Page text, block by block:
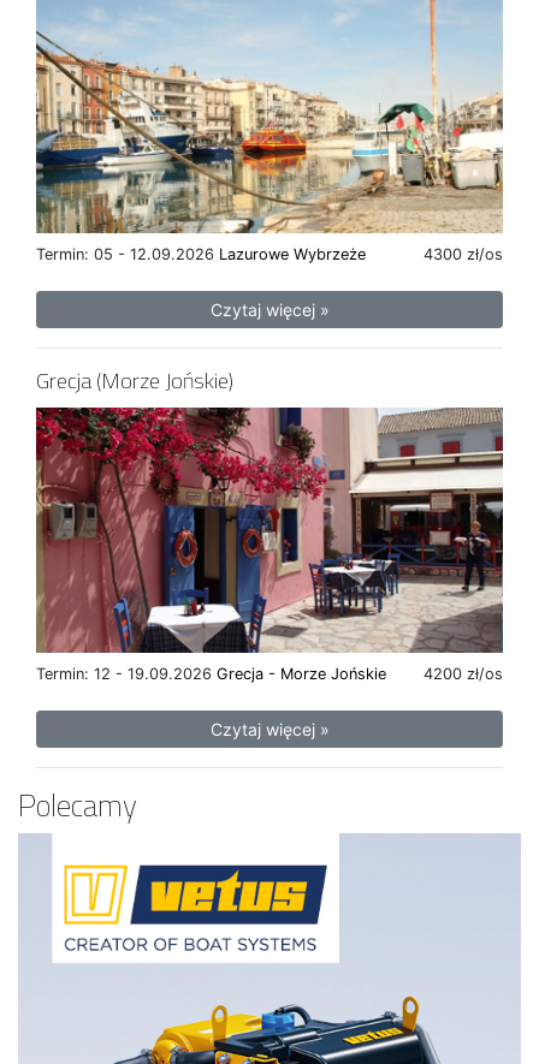
Termin: 05 - 12.09.2026 4300 zł/os
Lazurowe Wybrzeże
Czytaj więcej »
Grecja (Morze Jońskie)
Termin: 12 - 19.09.2026 4200 zł/os
Grecja - Morze Jońskie
Czytaj więcej »
Polecamy